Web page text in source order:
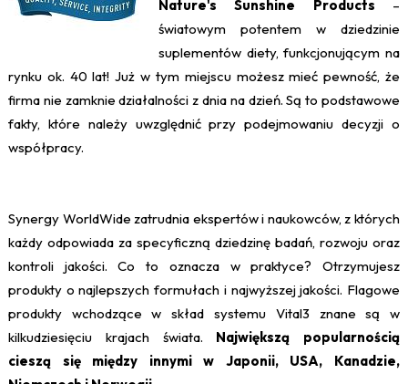
Nature's Sunshine Products –
światowym potentem w dziedzinie
suplementów diety, funkcjonującym na
rynku ok. 40 lat! Już w tym miejscu możesz mieć pewność, że
firma nie zamknie działalności z dnia na dzień. Są to podstawowe
fakty, które należy uwzględnić przy podejmowaniu decyzji o
współpracy.
Synergy WorldWide zatrudnia ekspertów i naukowców, z których
każdy odpowiada za specyficzną dziedzinę badań, rozwoju oraz
kontroli jakości. Co to oznacza w praktyce? Otrzymujesz
produkty o najlepszych formułach i najwyższej jakości. Flagowe
produkty wchodzące w skład systemu Vital3 znane są w
kilkudziesięciu krajach świata. Największą popularnością
cieszą się między innymi w Japonii, USA, Kanadzie,